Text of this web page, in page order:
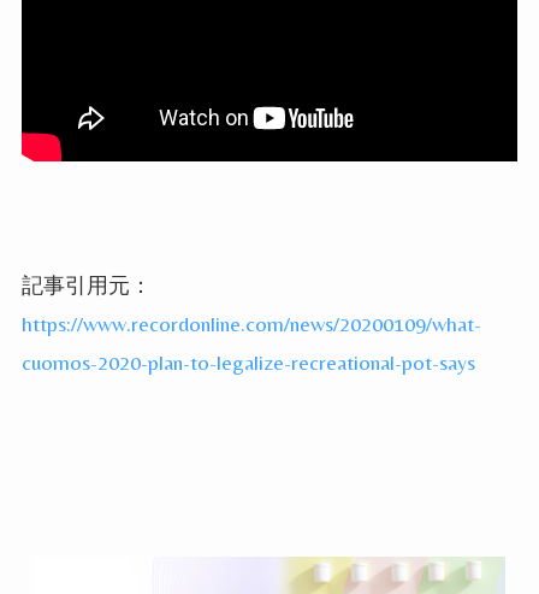
記事引用元：
https://www.recordonline.com/news/20200109/what-
cuomos-2020-plan-to-legalize-recreational-pot-says